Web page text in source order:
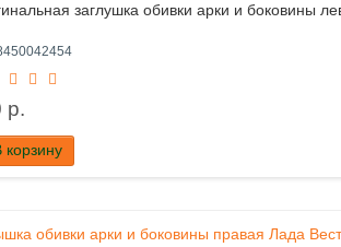
заглушка обивки арки и боковины
р.
корзину
обивки арки и боковины правая Лада